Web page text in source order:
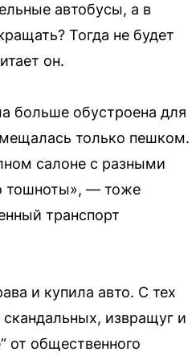
автобусы, а в
Тогда не будет
он.
больше обустроена для
только пешком.
салоне с разными
тошноты», — тоже
транспорт
и купила авто. С тех
извращуг и
от общественного